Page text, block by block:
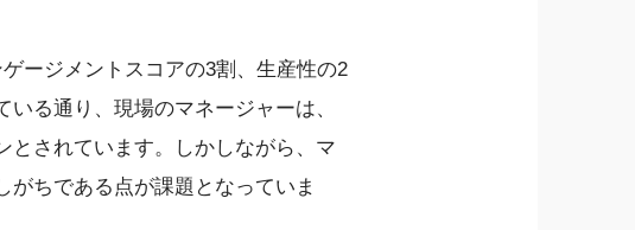
ージメントスコアの3割、生産性の2
る通り、現場のマネージャーは、
とされています。しかしながら、マ
ちである点が課題となっていま